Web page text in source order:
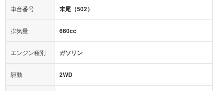
CD
ミュージックプレイヤー接続可
後席モニター
衝撃緩和ヘッドレスト
サポカー
アクセル踏み間違い（誤発進）防止装置
アダプティブクルーズコントロール
車台番号 末尾（502）
排気量 660cc
エンジン種別 ガソリン
駆動 2WD